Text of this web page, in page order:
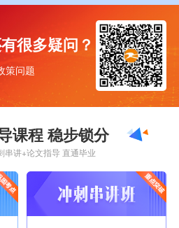
咨询了解更多 >
考公热门专业 职业收入高
浙江、上海、河南、天津、广
更多地区欢迎咨询
咨询了解更多 >
四川、安徽、江西、重庆...[更多
很多疑问？
策问题
课程 稳步锁分
串讲+论文指导 直通毕业